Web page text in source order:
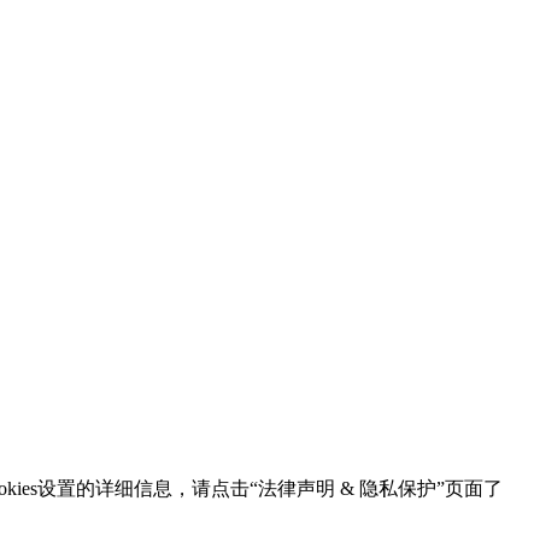
设置的详细信息，请点击“法律声明 & 隐私保护”页面了